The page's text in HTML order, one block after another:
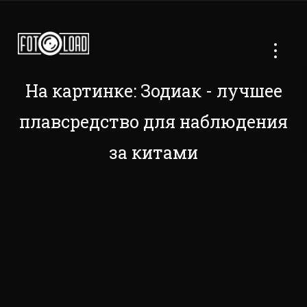
На картинке: Зодиак - лучшее
плавсредство для наблюдения
за китами